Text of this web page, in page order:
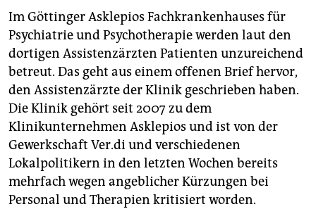
unterstützen
abo
genossenschaft
epaper login
Im Göttinger Asklepios Fachkrankenhauses für
Psychiatrie und Psychotherapie werden laut den
dortigen Assistenzärzten Patienten unzureichend
betreut. Das geht aus einem offenen Brief hervor,
den Assistenzärzte der Klinik geschrieben haben.
Die Klinik gehört seit 2007 zu dem
Klinikunternehmen Asklepios und ist von der
Gewerkschaft Ver.di und verschiedenen
Lokalpolitikern in den letzten Wochen bereits
mehrfach wegen angeblicher Kürzungen bei
Personal und Therapien kritisiert worden.